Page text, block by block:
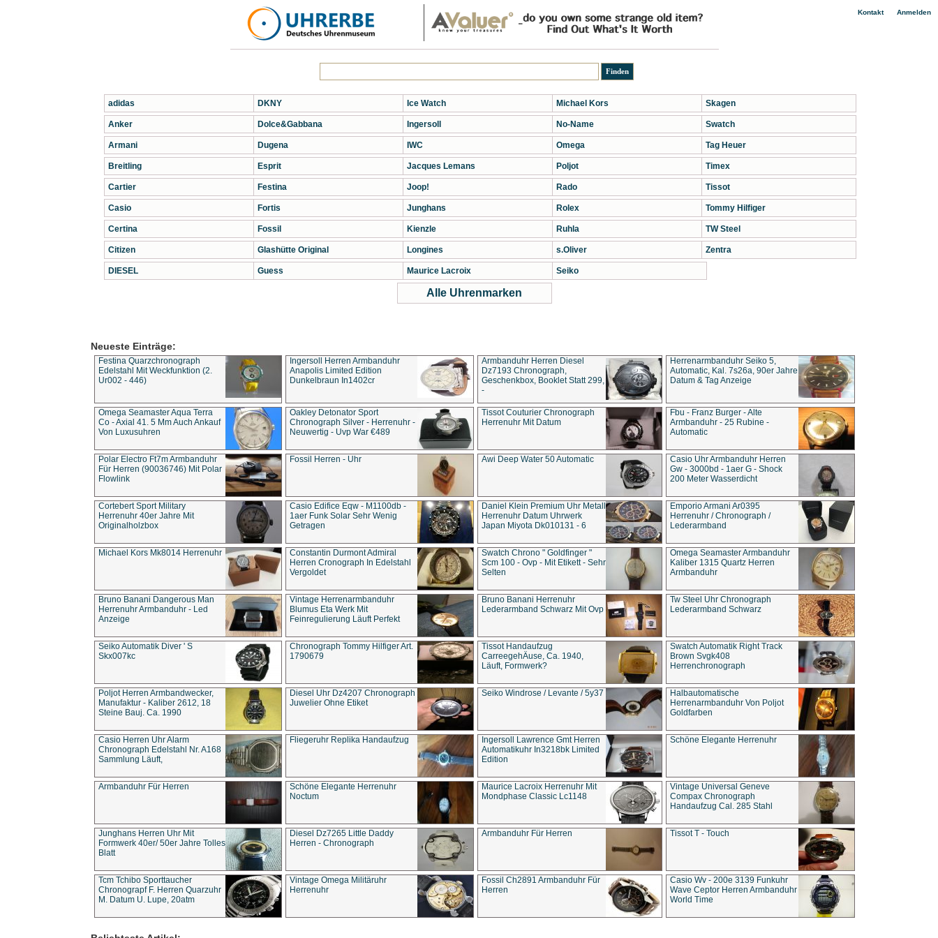
Kontakt| Anmelden
adidas
Anker
Armani
Breitling
Cartier
Casio
Certina
Citizen
DIESEL
DKNY
Dolce&Gabbana
Dugena
Esprit
Festina
Fortis
Fossil
Glashütte Original
Guess
Ice Watch
Ingersoll
IWC
Jacques Lemans
Joop!
Junghans
Kienzle
Longines
Maurice Lacroix
Michael Kors
No-Name
Omega
Poljot
Rado
Rolex
Ruhla
s.Oliver
Seiko
Skagen
Swatch
Tag Heuer
Timex
Tissot
Tommy Hilfiger
TW Steel
Zentra
Alle Uhrenmarken
Neueste Einträge:
Festina Quarzchronograph
Edelstahl Mit Weckfunktion (2.
Ur002 - 446)
Ingersoll Herren Armbanduhr
Anapolis Limited Edition
Dunkelbraun In1402cr
Armbanduhr Herren Diesel
Dz7193 Chro­no­graph,
Geschenkbox, Booklet Statt 299,
-
Herrenarmbanduhr Seiko 5,
Automatic, Kal. 7s26a, 90er Jahre
Datum & Tag Anzeige
Omega Seamaster Aqua Terra
Co - Axial 41. 5 Mm Auch Ankauf
Von Luxusuhren
Oakley Detonator Sport
Chronograph Silver - Herrenuhr -
Neuwertig - Uvp War €489
Tissot Couturier Chronograph
Herrenuhr Mit Datum
Fbu - Franz Burger - Alte
Armbanduhr - 25 Rubine -
Automatic
Polar Electro Ft7m Armbanduhr
Für Herren (90036746) Mit Polar
Flowlink
Fossil Herren - Uhr Awi Deep Water 50 Automatic
Casio Uhr Armbanduhr Herren
Gw - 3000bd - 1aer G - Shock
200 Meter Wasserdicht
Cortebert Sport Military
Herrenuhr 40er Jahre Mit
Originalholzbox
Casio Edifice Eqw - M1100db -
1aer Funk Solar Sehr Wenig
Getragen
Daniel Klein Premium Uhr Metall
Herrenuhr Datum Uhrwerk
Japan Miyota Dk010131 - 6
Emporio Armani Ar0395
Herrenuhr / Chronograph /
Lederarmband
Michael Kors Mk8014 Herrenuhr
Constantin Durmont Admiral
Herren Cronograph In Edelstahl
Vergoldet
Swatch Chrono " Goldfinger "
Scm 100 - Ovp - Mit Etikett - Sehr
Selten
Omega Seamaster Armbanduhr
Kaliber 1315 Quartz Herren
Armbanduhr
Bruno Banani Dangerous Man
Herrenuhr Armbanduhr - Led
Anzeige
Vintage Herrenarmbanduhr
Blumus Eta Werk Mit
Feinregulierung Läuft Perfekt
Bruno Banani Herrenuhr
Lederarmband Schwarz Mit Ovp
Tw Steel Uhr Chronograph
Lederarmband Schwarz
Seiko Automatik Diver ' S
Skx007kc
Chronograph Tommy Hilfiger Art.
1790679
Tissot Handaufzug
CarreegehÄuse, Ca. 1940,
Läuft, Formwerk?
Swatch Automatik Right Track
Brown Svgk408
Herrenchronograph
Poljot Herren Armbandwecker,
Manufaktur - Kaliber 2612, 18
Steine Bauj. Ca. 1990
Diesel Uhr Dz4207 Chronograph
Juwelier Ohne Etiket
Seiko Windrose / Levante / 5y37
Halbautomatische
Herrenarmbanduhr Von Poljot
Goldfarben
Casio Herren Uhr Alarm
Chronograph Edelstahl Nr. A168
Sammlung Läuft,
Fliegeruhr Replika Handaufzug
Ingersoll Lawrence Gmt Herren
Automatikuhr In3218bk Limited
Edition
Schöne Elegante Herrenuhr
Armbanduhr Für Herren
Schöne Elegante Herrenuhr
Noctum
Maurice Lacroix Herrenuhr Mit
Mondphase Classic Lc1148
Vintage Universal Geneve
Compax Chronograph
Handaufzug Cal. 285 Stahl
Junghans Herren Uhr Mit
Formwerk 40er/ 50er Jahre Tolles
Blatt
Diesel Dz7265 Little Daddy
Herren - Chronograph
Armbanduhr Für Herren Tissot T - Touch
Tcm Tchibo Sporttaucher
Chronograpf F. Herren Quarzuhr
M. Datum U. Lupe, 20atm
Vintage Omega Militäruhr
Herrenuhr
Fossil Ch2891 Armbanduhr Für
Herren
Casio Wv - 200e 3139 Funkuhr
Wave Ceptor Herren Armbanduhr
World Time